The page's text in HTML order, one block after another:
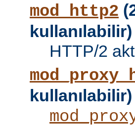
mod_http2
kullanılabilir)
HTTP/2
kullanılabilir)